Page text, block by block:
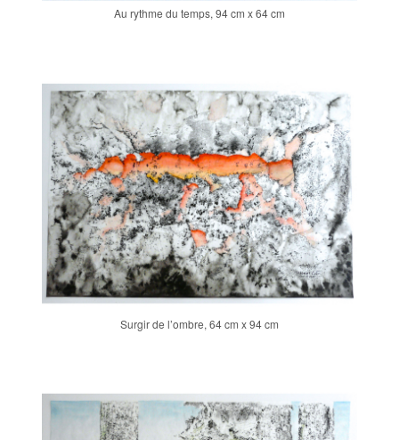
Au rythme du temps, 94 cm x 64 cm
Surgir de l’ombre, 64 cm x 94 cm